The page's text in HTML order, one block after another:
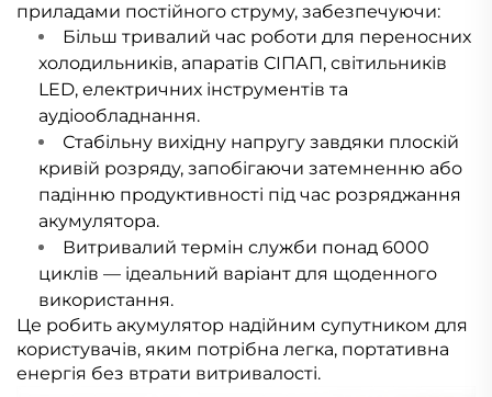
приладами постійного струму, забезпечуючи:
Більш тривалий час роботи для переносних
холодильників, апаратів СІПАП, світильників
LED, електричних інструментів та
аудіообладнання.
Стабільну вихідну напругу завдяки плоскій
кривій розряду, запобігаючи затемненню або
падінню продуктивності під час розряджання
акумулятора.
Витривалий термін служби понад 6000
циклів — ідеальний варіант для щоденного
використання.
Це робить акумулятор надійним супутником для
користувачів, яким потрібна легка, портативна
енергія без втрати витривалості.